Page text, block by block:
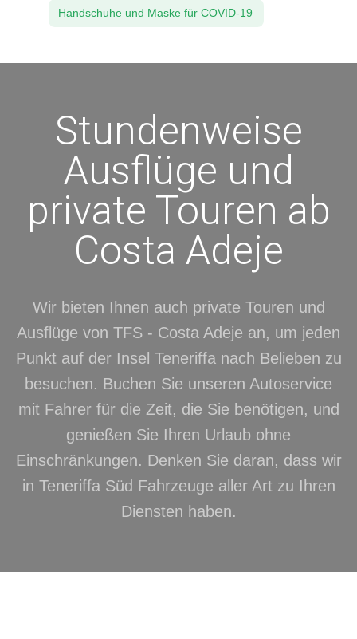
Handschuhe und Maske für COVID-19
Stundenweise
Ausflüge und
private Touren ab
Costa Adeje
Wir bieten Ihnen auch private Touren und
Ausflüge von TFS - Costa Adeje an, um jeden
Punkt auf der Insel Teneriffa nach Belieben zu
besuchen. Buchen Sie unseren Autoservice
mit Fahrer für die Zeit, die Sie benötigen, und
genießen Sie Ihren Urlaub ohne
Einschränkungen. Denken Sie daran, dass wir
in Teneriffa Süd Fahrzeuge aller Art zu Ihren
Diensten haben.